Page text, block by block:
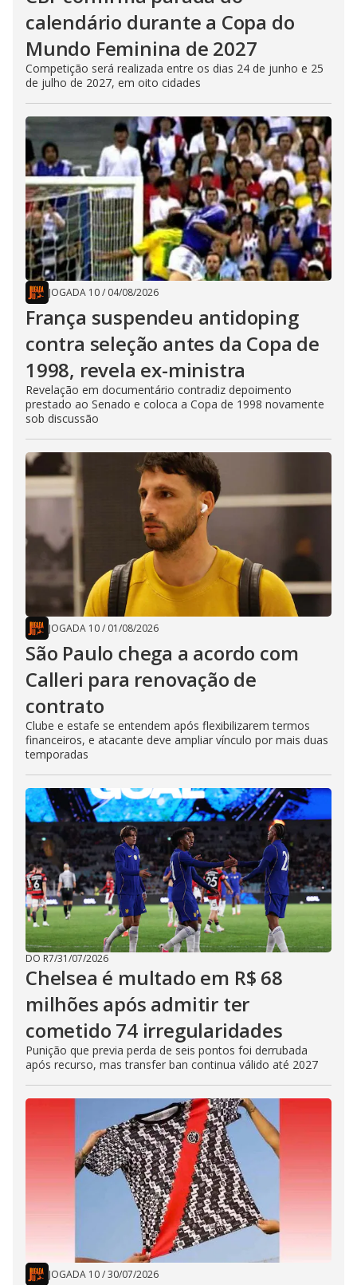
calendário durante a Copa do
Mundo Feminina de 2027
Competição será realizada entre os dias 24 de junho e 25
de julho de 2027, em oito cidades
JOGADA 10/ 04/08/2026
França suspendeu antidoping
contra seleção antes da Copa de
1998, revela ex-ministra
Revelação em documentário contradiz depoimento
prestado ao Senado e coloca a Copa de 1998 novamente
sob discussão
JOGADA 10/ 01/08/2026
São Paulo chega a acordo com
Calleri para renovação de
contrato
Clube e estafe se entendem após flexibilizarem termos
financeiros, e atacante deve ampliar vínculo por mais duas
temporadas
DO R7/31/07/2026
Chelsea é multado em R$ 68
milhões após admitir ter
cometido 74 irregularidades
Punição que previa perda de seis pontos foi derrubada
após recurso, mas transfer ban continua válido até 2027
JOGADA 10/30/07/2026